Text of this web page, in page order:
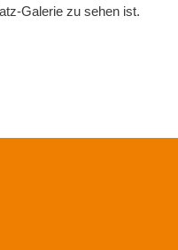
Galerie zu sehen ist.